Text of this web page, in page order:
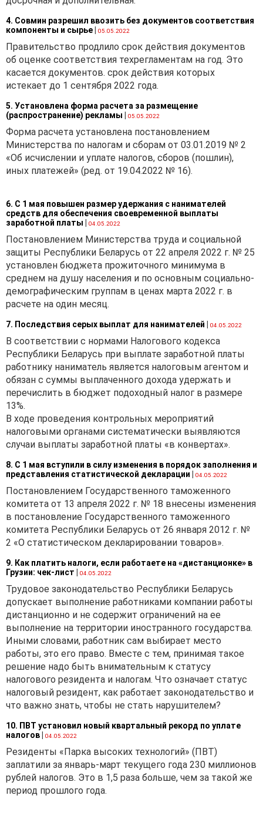
4. Совмин разрешил ввозить без документов соответствия
компоненты и сырье
05.05.2022
Правительство продлило срок действия документов
об оценке соответствия техрегламентам на год. Это
касается документов. срок действия которых
истекает до 1 сентября 2022 года.
5. Установлена форма расчета за размещение
(распространение) рекламы
05.05.2022
Форма расчета установлена постановлением
Министерства по налогам и сборам от 03.01.2019 № 2
«Об исчислении и уплате налогов, сборов (пошлин),
иных платежей» (ред. от 19.04.2022 № 16).
6. С 1 мая повышен размер удержания с нанимателей
средств для обеспечения своевременной выплаты
заработной платы
04.05.2022
Постановлением Министерства труда и социальной
защиты Республики Беларусь от 22 апреля 2022 г. № 25
установлен бюджета прожиточного минимума в
среднем на душу населения и по основным социально-
демографическим группам в ценах марта 2022 г. в
расчете на один месяц.
7. Последствия серых выплат для нанимателей 04.05.2022
В соответствии с нормами Налогового кодекса
Республики Беларусь при выплате заработной платы
работнику наниматель является налоговым агентом и
обязан с суммы выплаченного дохода удержать и
перечислить в бюджет подоходный налог в размере
13%.
В ходе проведения контрольных мероприятий
налоговыми органами систематически выявляются
случаи выплаты заработной платы «в конвертах».
8. С 1 мая вступили в силу изменения в порядок заполнения и
представления статистической декларации
04.05.2022
Постановлением Государственного таможенного
комитета от 13 апреля 2022 г. № 18 внесены изменения
в постановление Государственного таможенного
комитета Республики Беларусь от 26 января 2012 г. №
2 «О статистическом декларировании товаров».
9. Как платить налоги, если работаете на «дистанционке» в
Грузии: чек-лист
04.05.2022
Трудовое законодательство Республики Беларусь
допускает выполнение работниками компании работы
дистанционно и не содержит ограничений на ее
выполнение на территории иностранного государства.
Иными словами, работник сам выбирает место
работы, это его право. Вместе с тем, принимая такое
решение надо быть внимательным к статусу
налогового резидента и налогам. Что означает статус
налоговый резидент, как работает законодательство и
что важно знать, чтобы не стать нарушителем?
10. ПВТ установил новый квартальный рекорд по уплате
налогов
04.05.2022
Резиденты «Парка высоких технологий» (ПВТ)
заплатили за январь-март текущего года 230 миллионов
рублей налогов. Это в 1,5 раза больше, чем за такой же
период прошлого года.